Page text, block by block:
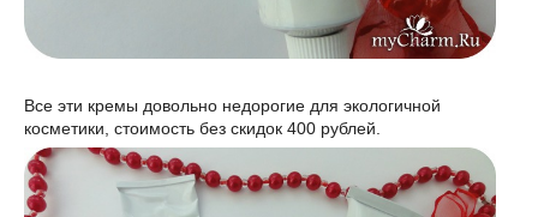
Все эти кремы довольно недорогие для экологичной
косметики, стоимость без скидок 400 рублей.